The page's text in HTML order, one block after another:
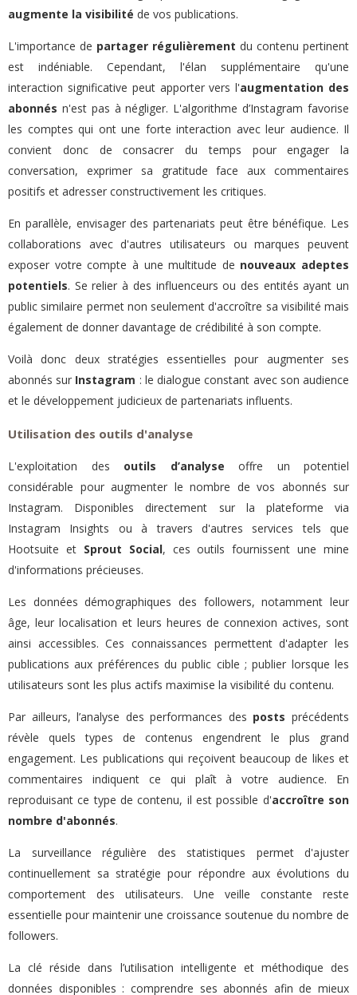
augmente la visibilité de vos publications.
L'importance de partager régulièrement du contenu pertinent
est indéniable. Cependant, l'élan supplémentaire qu'une
interaction significative peut apporter vers l'augmentation des
abonnés n'est pas à négliger. L'algorithme d’Instagram favorise
les comptes qui ont une forte interaction avec leur audience. Il
convient donc de consacrer du temps pour engager la
conversation, exprimer sa gratitude face aux commentaires
positifs et adresser constructivement les critiques.
En parallèle, envisager des partenariats peut être bénéfique. Les
collaborations avec d'autres utilisateurs ou marques peuvent
exposer votre compte à une multitude de nouveaux adeptes
potentiels. Se relier à des influenceurs ou des entités ayant un
public similaire permet non seulement d'accroître sa visibilité mais
également de donner davantage de crédibilité à son compte.
Voilà donc deux stratégies essentielles pour augmenter ses
abonnés sur Instagram : le dialogue constant avec son audience
et le développement judicieux de partenariats influents.
Utilisation des outils d'analyse
L'exploitation des outils d’analyse offre un potentiel
considérable pour augmenter le nombre de vos abonnés sur
Instagram. Disponibles directement sur la plateforme via
Instagram Insights ou à travers d'autres services tels que
Hootsuite et Sprout Social, ces outils fournissent une mine
d'informations précieuses.
Les données démographiques des followers, notamment leur
âge, leur localisation et leurs heures de connexion actives, sont
ainsi accessibles. Ces connaissances permettent d'adapter les
publications aux préférences du public cible ; publier lorsque les
utilisateurs sont les plus actifs maximise la visibilité du contenu.
Par ailleurs, l’analyse des performances des posts précédents
révèle quels types de contenus engendrent le plus grand
engagement. Les publications qui reçoivent beaucoup de likes et
commentaires indiquent ce qui plaît à votre audience. En
reproduisant ce type de contenu, il est possible d'accroître son
nombre d'abonnés.
La surveillance régulière des statistiques permet d'ajuster
continuellement sa stratégie pour répondre aux évolutions du
comportement des utilisateurs. Une veille constante reste
essentielle pour maintenir une croissance soutenue du nombre de
followers.
La clé réside dans l’utilisation intelligente et méthodique des
données disponibles : comprendre ses abonnés afin de mieux